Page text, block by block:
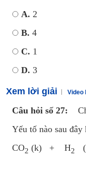
A. 2
B. 4
C. 1
D. 3
Xem lời giải Video
Câu hỏi số 27:
Yếu tố nào sau
CO2 (k) + H2